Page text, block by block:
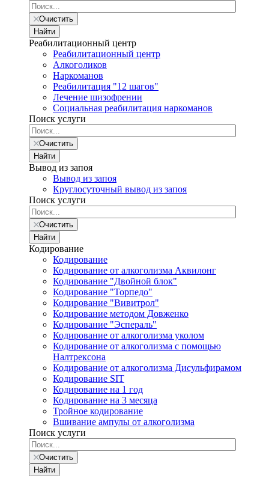
Очистить
Найти
Реабилитационный центр
Реабилитационный центр
Алкоголиков
Наркоманов
Реабилитация "12 шагов"
Лечение шизофрении
Социальная реабилитация наркоманов
Поиск услуги
Очистить
Найти
Вывод из запоя
Вывод из запоя
Круглосуточный вывод из запоя
Поиск услуги
Очистить
Найти
Кодирование
Кодирование
Кодирование от алкоголизма Аквилонг
Кодирование "Двойной блок"
Кодирование "Торпедо"
Кодирование "Вивитрол"
Кодирование методом Довженко
Кодирование "Эспераль"
Кодирование от алкоголизма уколом
Кодирование от алкоголизма с помощью
Налтрексона
Кодирование от алкоголизма Дисульфирамом
Кодирование SIT
Кодирование на 1 год
Кодирование на 3 месяца
Тройное кодирование
Вшивание ампулы от алкоголизма
Поиск услуги
Очистить
Найти